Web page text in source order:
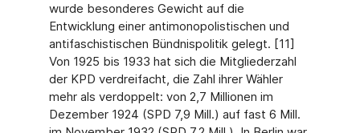
wurde besonderes Gewicht auf die
Entwicklung einer antimonopolistischen und
antifa­schistischen Bündnispolitik gelegt. [11]
Von 1925 bis 1933 hat sich die Mitgliederzahl
der KPD verdreifacht, die Zahl ihrer Wähler
mehr als verdoppelt: von 2,7 Millionen im
Dezember 1924 (SPD 7,9 Mill.) auf fast 6 Mill.